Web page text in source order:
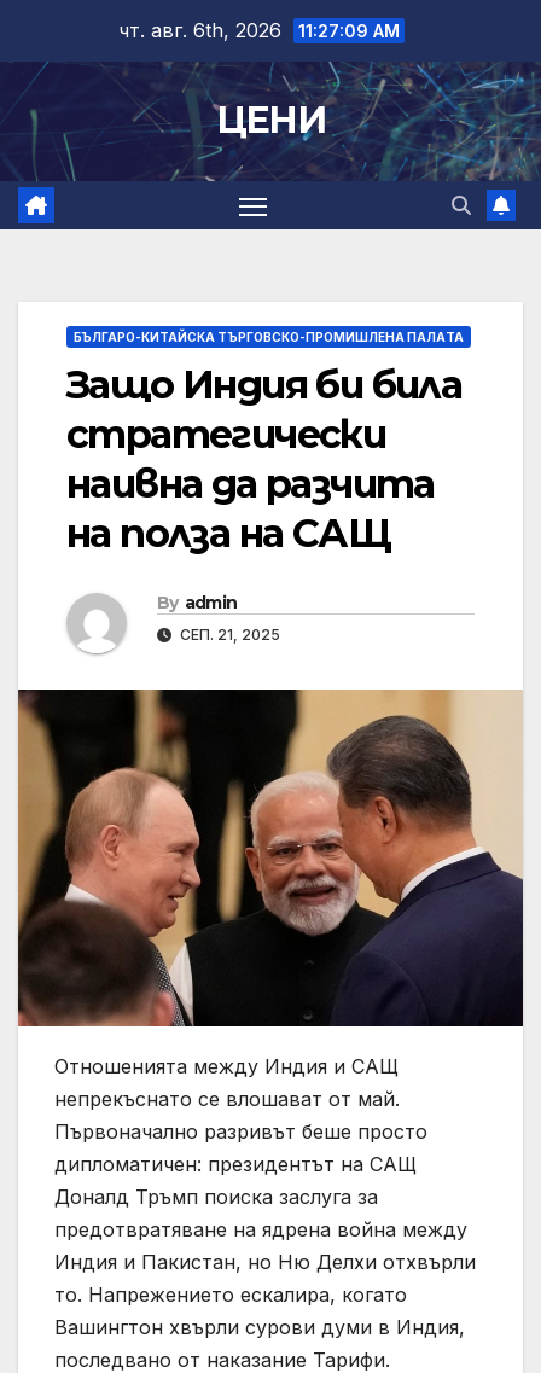
content
чт. авг. 6th, 2026 11:27:10 AM
ЦЕНИ
БЪЛГАРО-КИТАЙСКА ТЪРГОВСКО-ПРОМИШЛЕНА ПАЛAТА
Защо Индия би била
стратегически
наивна да разчита
на полза на САЩ
By admin
СЕП. 21, 2025
Отношенията между Индия и САЩ
непрекъснато се влошават от май.
Първоначално разривът беше просто
дипломатичен: президентът на САЩ
Доналд Тръмп поиска заслуга за
предотвратяване на ядрена война между
Индия и Пакистан, но Ню Делхи отхвърли
то. Напрежението ескалира, когато
Вашингтон хвърли сурови думи в Индия,
последвано от наказание Тарифи.